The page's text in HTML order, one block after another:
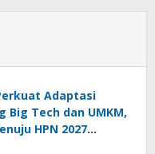
Adaptasi
Big Tech dan UMKM,
HPN 2027